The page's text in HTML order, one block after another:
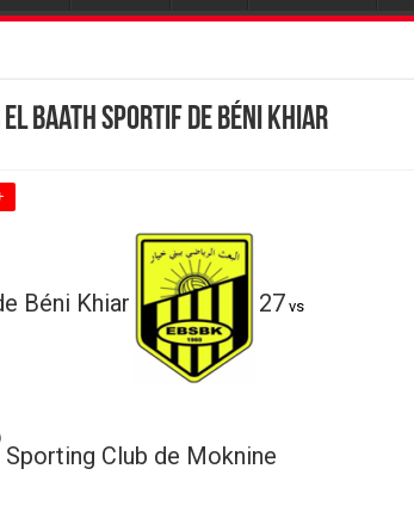
Baath Sportif de Béni Khiar
Béni Khiar 27 vs
Sporting Club de Moknine